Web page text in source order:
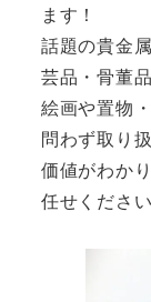
ます！
話題の貴金
芸品・骨董
絵画や置物
問わず取り
価値がわか
任せください